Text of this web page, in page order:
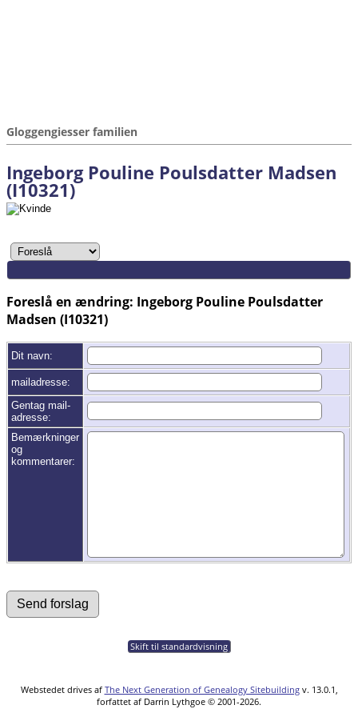
Gloggengiesser familien
Ingeborg Pouline Poulsdatter Madsen
(I10321)
Foreslå en ændring: Ingeborg Pouline Poulsdatter
Madsen (I10321)
Dit navn:
mailadresse:
Gentag mail-
adresse:
Bemærkninger
og
kommentarer:
Skift til standardvisning
Webstedet drives af The Next Generation of Genealogy Sitebuildingv. 13.0.1,
forfattet af Darrin Lythgoe © 2001-2026.